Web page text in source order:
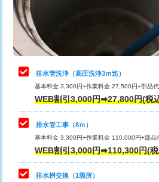
排水管工事（土の掘削・埋め戻し作
業）
排水管工事（排水管工事/3ｍまで）
排水管工事（追加 排水管工事/3ｍ超
え）
マス交換（土の掘削・埋め戻し作業）
マス交換（深さ50㎝未満）
マス交換（深さ50㎝以上）
コンクリート斫り（厚さ10㎝まで）
止水・漏水調査・防水処理・清掃・修
理・調整・分解・加工など（軽作業）
止水・漏水調査・防水処理・清掃・修
理・調整・分解・加工など（中作業）
止水・漏水調査・防水処理・清掃・修
理・調整・分解・加工など（重作業）
その他部品の脱着
交換・取付（タンク）
交換・取付(単水栓（壁付・デッキ
排水管洗浄（高圧洗浄3ｍ迄）
基本料金 3,300円+作業料金 27,500円+部品
WEB割引3,000円➡27,800円(税
排水管工事（8ｍ）
基本料金 3,300円+作業料金 110,000円+部品
WEB割引3,000円➡110,300円(
排水桝交換（1箇所）